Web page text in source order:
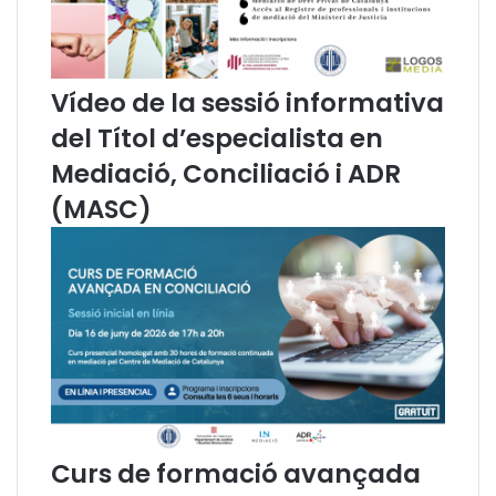
l
i
/
2
0
0
n
l
'
a
t
e
n
i
e
s
o
e
s
c
i
a
d
e
s
a
Vídeo de la sessió informativa
del Títol d’especialista en
Mediació, Conciliació i ADR
(MASC)
Curs de formació avançada